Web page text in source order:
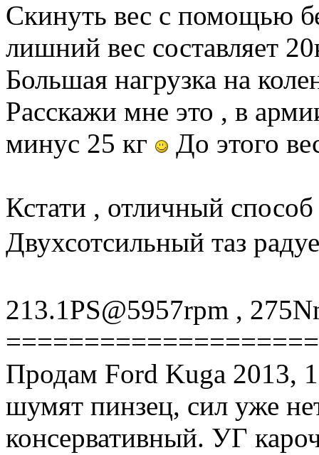
Скинуть вес с помощью
лишний вес составляет
Большая нагрузка на
Расскажи мне это , в
минус 25 кг
До этого
Кстати , отличный
Двухсотсильный таз
213.1PS@5957rpm ,
Продам Ford Kuga 2013,
шумят пинзец, сил уже
консервативный. УГ